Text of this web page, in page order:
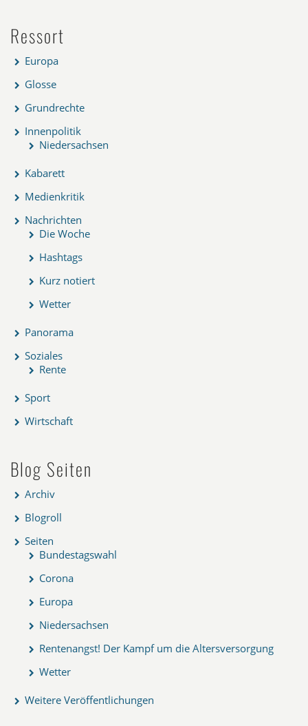
Ressort
Europa
Glosse
Grundrechte
Innenpolitik
Niedersachsen
Kabarett
Medienkritik
Nachrichten
Die Woche
Hashtags
Kurz notiert
Wetter
Panorama
Soziales
Rente
Sport
Wirtschaft
Blog Seiten
Archiv
Blogroll
Seiten
Bundestagswahl
Corona
Europa
Niedersachsen
Rentenangst! Der Kampf um die Altersversorgung
Wetter
Weitere Veröffentlichungen